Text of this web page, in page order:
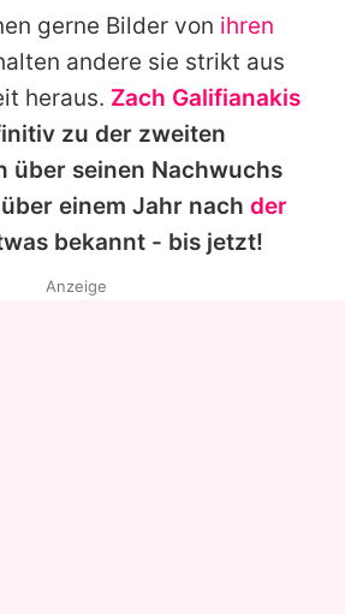
Richtlinien
Impressum
Utiq verwalten
gerne Bilder von ihren
andere sie strikt aus
heraus. Zach Galifianakis
zu der zweiten
über seinen Nachwuchs
einem Jahr nach der
bekannt - bis jetzt!
Anzeige